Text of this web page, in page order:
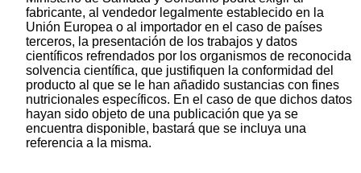
fabricante, al vendedor legalmente establecido en la
Unión Europea o al importador en el caso de países
terceros, la presentación de los trabajos y datos
científicos refrendados por los organismos de reconocida
solvencia científica, que justifiquen la conformidad del
producto al que se le han añadido sustancias con fines
nutricionales específicos. En el caso de que dichos datos
hayan sido objeto de una publicación que ya se
encuentra disponible, bastará que se incluya una
referencia a la misma.